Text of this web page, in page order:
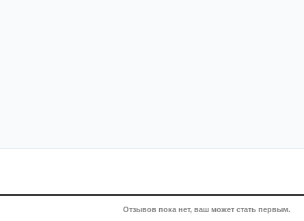
Отзывов пока нет, ваш может стать первым.